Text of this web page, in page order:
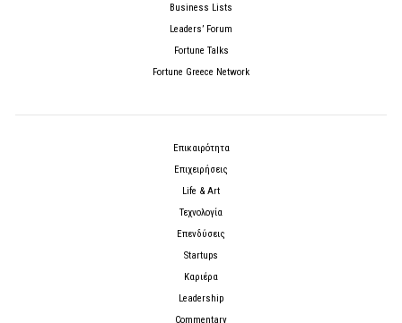
Business Lists
Leaders’ Forum
Fortune Talks
Fortune Greece Network
Επικαιρότητα
Επιχειρήσεις
Life & Art
Τεχνολογία
Επενδύσεις
Startups
Καριέρα
Leadership
Commentary